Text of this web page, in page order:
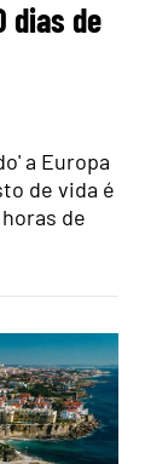
dias de
a Europa
de vida é
de